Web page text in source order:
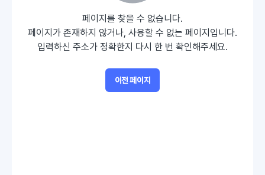
페이지를 찾을 수 없습니다.
페이지가 존재하지 않거나, 사용할 수 없는 페이지입니다.
입력하신 주소가 정확한지 다시 한 번 확인해주세요.
이전 페이지